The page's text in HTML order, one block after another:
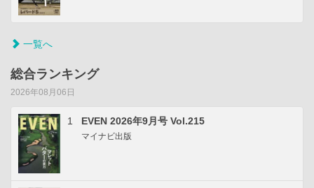
一覧へ
総合ランキング
2026年08月06日
1 EVEN 2026年9月号 Vol.215
マイナビ出版